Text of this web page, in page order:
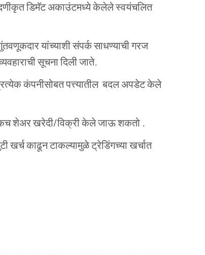
डिमॅट अकाउंटमध्ये केलेले स्वयंचलित
यांच्याशी संपर्क साधण्याची गरज
सूचना दिली जाते.
कंपनीसोबत पत्त्यातील बदल अपडेट केले
शेअर खरेदी/विक्री केले जाऊ शकतो .
खर्च काढून टाकल्यामुळे ट्रेडिंगच्या खर्चात